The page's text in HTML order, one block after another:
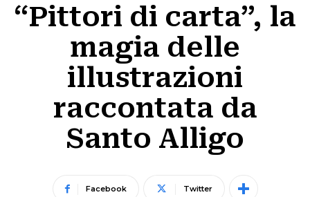
“Pittori di carta”, la
magia delle
illustrazioni
raccontata da
Santo Alligo
Facebook Twitter